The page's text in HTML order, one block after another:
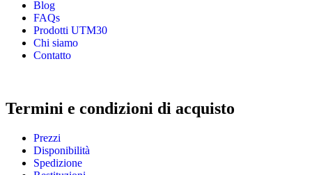
Blog
FAQs
Prodotti UTM30
Chi siamo
Contatto
Termini e condizioni di acquisto
Prezzi
Disponibilità
Spedizione